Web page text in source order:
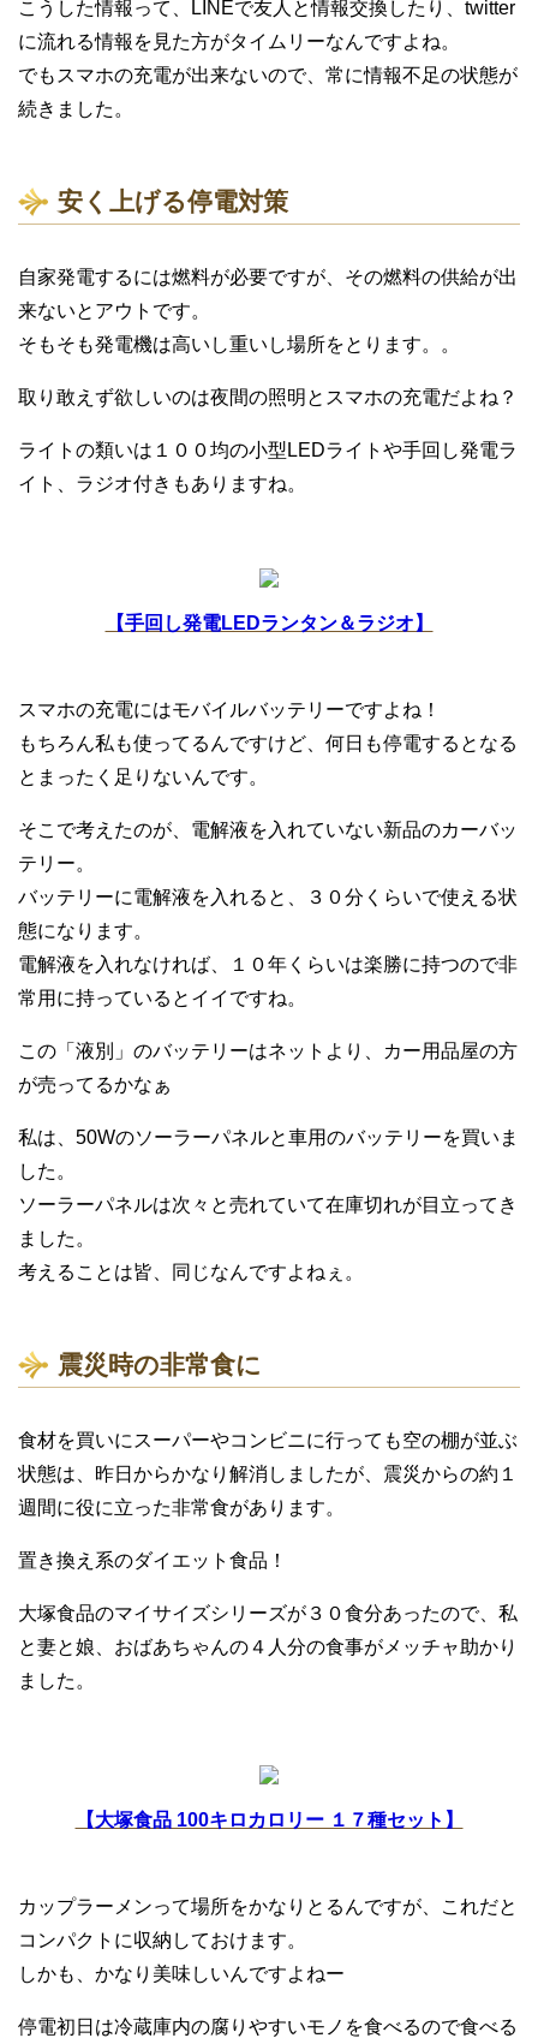
こうした情報って、LINEで友人と情報交換したり、twitter
に流れる情報を見た方がタイムリーなんですよね。
でもスマホの充電が出来ないので、常に情報不足の状態が
続きました。
安く上げる停電対策
自家発電するには燃料が必要ですが、その燃料の供給が出
来ないとアウトです。
そもそも発電機は高いし重いし場所をとります。。
取り敢えず欲しいのは夜間の照明とスマホの充電だよね？
ライトの類いは１００均の小型LEDライトや手回し発電ラ
イト、ラジオ付きもありますね。
【手回し発電LEDランタン＆ラジオ】
スマホの充電にはモバイルバッテリーですよね！
もちろん私も使ってるんですけど、何日も停電するとなる
とまったく足りないんです。
そこで考えたのが、電解液を入れていない新品のカーバッ
テリー。
バッテリーに電解液を入れると、３０分くらいで使える状
態になります。
電解液を入れなければ、１０年くらいは楽勝に持つので非
常用に持っているとイイですね。
この「液別」のバッテリーはネットより、カー用品屋の方
が売ってるかなぁ
私は、50Wのソーラーパネルと車用のバッテリーを買いま
した。
ソーラーパネルは次々と売れていて在庫切れが目立ってき
ました。
考えることは皆、同じなんですよねぇ。
震災時の非常食に
食材を買いにスーパーやコンビニに行っても空の棚が並ぶ
状態は、昨日からかなり解消しましたが、震災からの約１
週間に役に立った非常食があります。
置き換え系のダイエット食品！
大塚食品のマイサイズシリーズが３０食分あったので、私
と妻と娘、おばあちゃんの４人分の食事がメッチャ助かり
ました。
【大塚食品 100キロカロリー １７種セット】
カップラーメンって場所をかなりとるんですが、これだと
コンパクトに収納しておけます。
しかも、かなり美味しいんですよねー
停電初日は冷蔵庫内の腐りやすいモノを食べるので食べる